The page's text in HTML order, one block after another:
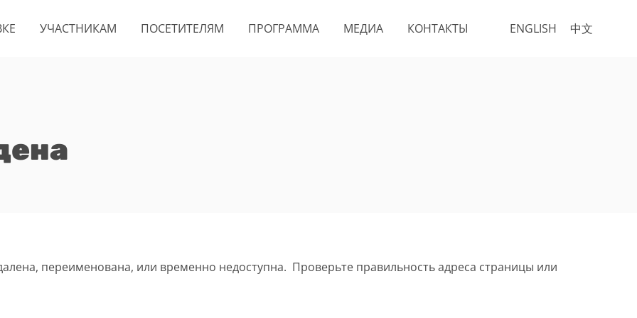
ENGLISH 中文
УЧАСТНИКАМ ПОСЕТИТЕЛЯМ ПРОГРАММА МЕДИА КОНТАКТЫ
переименована, или временно недоступна. Проверьте правильность адреса страницы или